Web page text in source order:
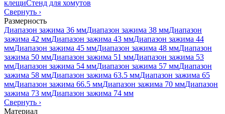
клещиСтенд для хомутов
Свернуть ›
Размерность
Диапазон зажима 36 ммДиапазон зажима 38 ммДиапазон
зажима 42 ммДиапазон зажима 43 ммДиапазон зажима 44
ммДиапазон зажима 45 ммДиапазон зажима 48 ммДиапазон
зажима 50 ммДиапазон зажима 51 ммДиапазон зажима 53
ммДиапазон зажима 54 ммДиапазон зажима 57 ммДиапазон
зажима 58 ммДиапазон зажима 63.5 ммДиапазон зажима 65
ммДиапазон зажима 66.5 ммДиапазон зажима 70 ммДиапазон
зажима 73 ммДиапазон зажима 74 мм
Свернуть ›
Материал